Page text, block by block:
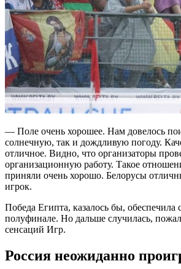
— Поле очень хорошее. Нам довелось
солнечную, так и дождливую погоду.
отличное. Видно, что организаторы
организационную работу. Такое
приняли очень хорошо. Белорусы
игрок.
Победа Египта, казалось бы, обеспечила
полуфинале. Но дальше случилась,
сенсаций Игр.
Россия неожиданно